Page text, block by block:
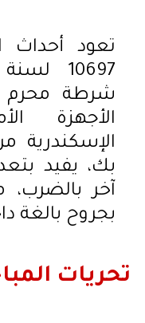
تعود أحداث
شرطة محرم
الأجهزة
بك، يفيد
آخر
بجروح بالغة
تحريات